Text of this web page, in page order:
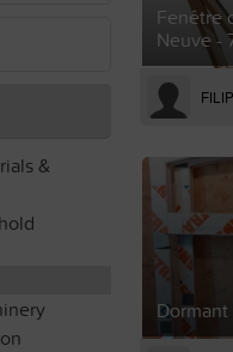
&
Fenêtre
Neuve -